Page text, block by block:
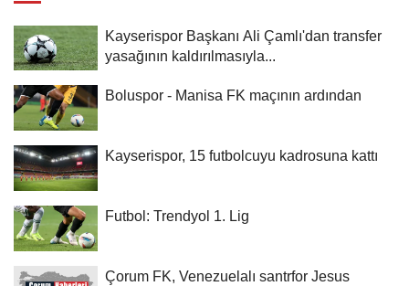
Kayserispor Başkanı Ali Çamlı'dan transfer
yasağının kaldırılmasıyla...
Boluspor - Manisa FK maçının ardından
Kayserispor, 15 futbolcuyu kadrosuna kattı
Futbol: Trendyol 1. Lig
Çorum FK, Venezuelalı santrfor Jesus